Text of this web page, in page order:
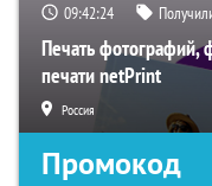
09:42:24
Печать фотографий,
печати netPrint
Россия
Промокод